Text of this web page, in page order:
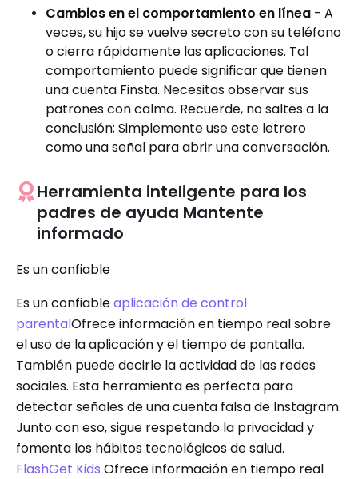
Cambios en el comportamiento en línea - A
veces, su hijo se vuelve secreto con su teléfono
o cierra rápidamente las aplicaciones. Tal
comportamiento puede significar que tienen
una cuenta Finsta. Necesitas observar sus
patrones con calma. Recuerde, no saltes a la
conclusión; Simplemente use este letrero
como una señal para abrir una conversación.
Herramienta inteligente para los
padres de ayuda Mantente
informado
Es un confiable
Es un confiableaplicación de control
parentalOfrece información en tiempo real sobre
el uso de la aplicación y el tiempo de pantalla.
También puede decirle la actividad de las redes
sociales. Esta herramienta es perfecta para
detectar señales de una cuenta falsa de Instagram.
Junto con eso, sigue respetando la privacidad y
fomenta los hábitos tecnológicos de salud.
FlashGet Kids Ofrece información en tiempo real